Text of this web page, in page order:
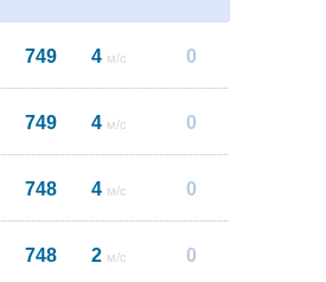
749 4 м/с 0
749 4 м/с 0
748 4 м/с 0
748 2 м/с 0